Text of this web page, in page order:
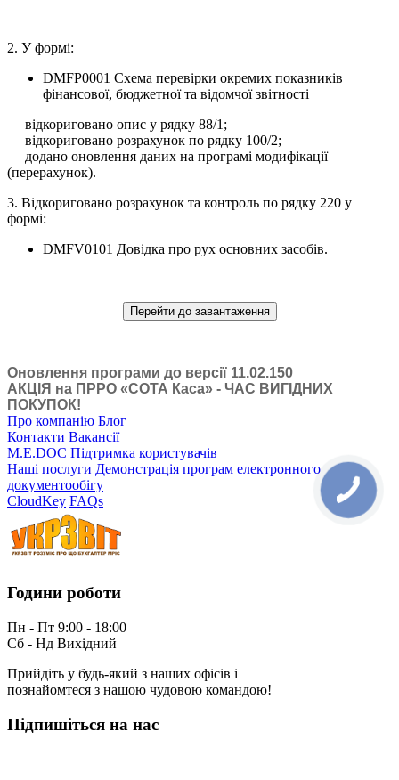
2. У формі:
DMFP0001 Схема перевірки окремих показників
фінансової, бюджетної та відомчої звітності
— відкориговано опис у рядку 88/1;
— відкориговано розрахунок по рядку 100/2;
— додано оновлення даних на програмі модифікації
(перерахунок).
3. Відкориговано розрахунок та контроль по рядку 220 у
формі:
DMFV0101 Довідка про рух основних засобів.
Перейти до завантаження
Оновлення програми до версії 11.02.150
АКЦІЯ на ПРРО «СОТА Каса» - ЧАС ВИГІДНИХ
ПОКУПОК!
Про компанію Блог
Контакти Вакансії
M.E.DOC Підтримка користувачів
Наші послуги Демонстрація програм електронного
документообігу
CloudKey FAQs
Години роботи
Пн - Пт 9:00 - 18:00
Сб - Нд Вихідний
Прийдіть у будь-який з наших офісів і
познайомтеся з нашою чудовою командою!
Підпишіться на нас